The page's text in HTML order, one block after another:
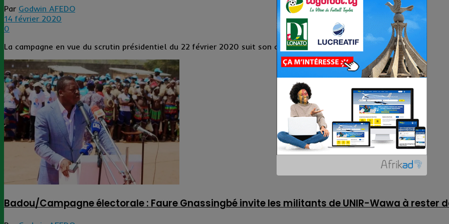
Par Godwin AFEDO
14 février 2020
0
La campagne en vue du scrutin présidentiel du 22 février 2020 suit son cours au Togo. Ce jeudi 13 février, ...
Badou/Campagne électorale : Faure Gnassingbé invite les militants de UNIR-Wawa à rester